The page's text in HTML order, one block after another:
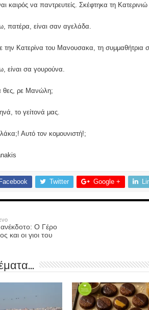
καιρός να παντρευτείς. Σκέφτηκα τη
πατέρα, είναι σαν αγελάδα.
την Κατερίνα του Μανουσακα, τη συμμαθήτρια
είναι σα γουρούνα.
θες, ρε Μανώλη;
το γείτονά μας.
Αυτό τον κομουνιστή!;
Twitter Google +
ανέκδοτο: Ο Γέρο
και οι γιοι του